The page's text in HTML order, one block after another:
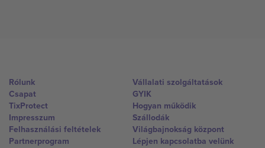
Rólunk
Csapat
TixProtect
Impresszum
Felhasználási feltételek
Partnerprogram
Vállalati szolgáltatások
GYIK
Hogyan működik
Szállodák
Világbajnokság központ
Lépjen kapcsolatba velünk